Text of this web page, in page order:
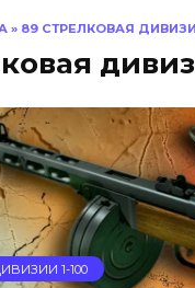
» 89 СТРЕЛКОВАЯ
1-100